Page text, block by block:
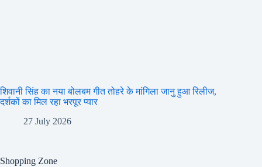
शिवानी सिंह का नया बोलबम गीत तोहरे के मांगिला जानु हुआ रिलीज,
दर्शकों का मिल रहा भरपूर प्यार
27 July 2026
Shopping Zone